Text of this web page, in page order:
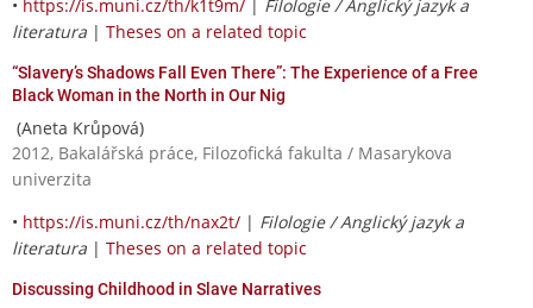
• https://is.muni.cz/th/k1t9m/ | Filologie / Anglický jazyk a
literatura | Theses on a related topic
“Slavery’s Shadows Fall Even There”: The Experience of a Free
Black Woman in the North in Our Nig
(Aneta Krůpová)
2012, Bakalářská práce, Filozofická fakulta / Masarykova
univerzita
• https://is.muni.cz/th/nax2t/ | Filologie / Anglický jazyk a
literatura | Theses on a related topic
Discussing Childhood in Slave Narratives